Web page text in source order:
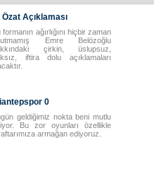
Açıklaması
formanın ağırlığını hiçbir zaman
Emre Belözoğlu
çirkin, üslupsuz,
iftira dolu açıklamaları
0
geldiğimiz nokta beni mutlu
Bu zor oyunları özellikle
armağan ediyoruz.